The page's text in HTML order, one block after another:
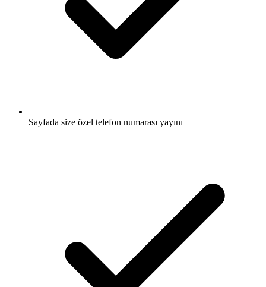
Sayfada size özel telefon numarası yayını